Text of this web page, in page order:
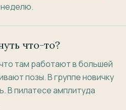
неделю.
что-то?
там работают в большей
позы. В группе новичку
В пилатесе амплитуда